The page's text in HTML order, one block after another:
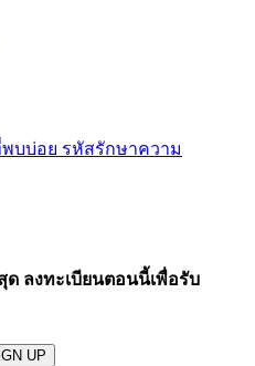
บบ่อย รหัสรักษาความ
ลงทะเบียนตอนนี้เพื่อรับ